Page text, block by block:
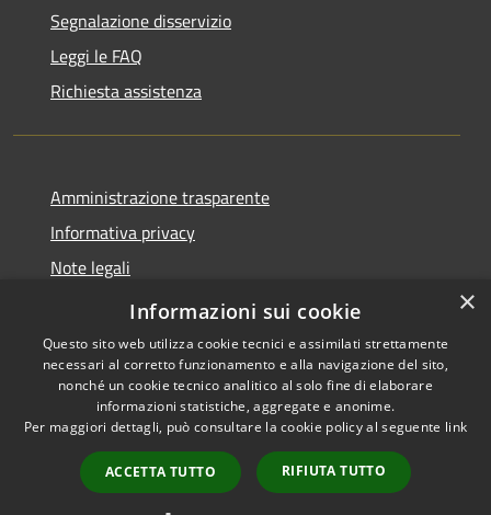
Segnalazione disservizio
Leggi le FAQ
Richiesta assistenza
Amministrazione trasparente
Informativa privacy
Note legali
Dichiarazione di accessibilità
Accessibilità
Copyright © 2026 • Comune di
Andora • Powered by
Municipium•
Accesso
redazione
×
Informazioni sui cookie
Questo sito web utilizza cookie tecnici e assimilati strettamente
necessari al corretto funzionamento e alla navigazione del sito,
nonché un cookie tecnico analitico al solo fine di elaborare
informazioni statistiche, aggregate e anonime.
Per maggiori dettagli, può consultare la cookie policy al seguente link
ACCETTA TUTTO RIFIUTA TUTTO